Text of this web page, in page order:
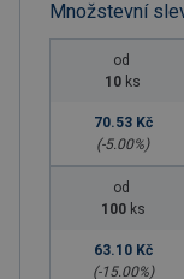
Množstevní
od
10 ks
70.53 Kč
(-5.00%)
od
100 ks
63.10 Kč
(-15.00%)